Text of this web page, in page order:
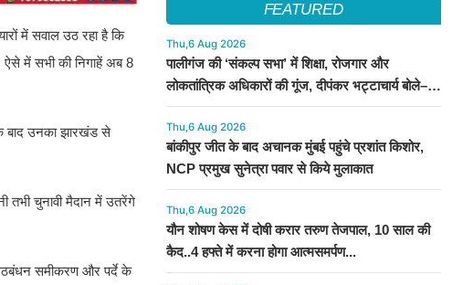
में सवाल उठ रहा है कि
ऐसे में सभी की निगाहें अब 8
के बाद उनका झारखंड से
तभी चुनावी मैदान में उतरेंगे
समीकरण और पर्दे के
FEATURED
Thu,6 Aug 2026
पालीगंज की ‘संकल्प सभा’ में शिक्षा, रोजगार और
लोकतांत्रिक अधिकारों की गूंज, दीपंकर भट्टाचार्य बोले–
युवाओं के संघर्ष के साथ है माले
Thu,6 Aug 2026
बांकीपुर जीत के बाद अचानक मुंबई पहुंचे प्रशांत किशोर,
NCP प्रमुख सुनेत्रा पवार से किये मुलाकात
Thu,6 Aug 2026
यौन शोषण केस में दोषी करार तरुण तेजपाल, 10 साल की
कैद..4 हफ्ते में करना होगा आत्मसमर्पण...